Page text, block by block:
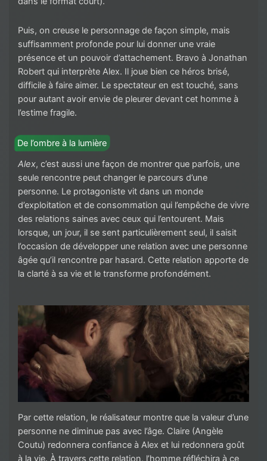
Puis, on creuse le personnage de façon simple, mais
suffisamment profonde pour lui donner une vraie
présence et un pouvoir d’attachement. Bravo à Jonathan
Robert qui interprète Alex. Il joue bien ce héros brisé,
difficile à faire aimer. Le spectateur en est touché, sans
pour autant avoir envie de pleurer devant cet homme à
l’estime fragile.
De l’ombre à la lumière
Alex, c’est aussi une façon de montrer que parfois, une
seule rencontre peut changer le parcours d’une
personne. Le protagoniste vit dans un monde
d’exploitation et de consommation qui l’empêche de vivre
des relations saines avec ceux qui l’entourent. Mais
lorsque, un jour, il se sent particulièrement seul, il saisit
l’occasion de développer une relation avec une personne
âgée qu’il rencontre par hasard. Cette relation apporte de
la clarté à sa vie et le transforme profondément.
Par cette relation, le réalisateur montre que la valeur d’une
personne ne diminue pas avec l’âge. Claire (Angèle
Coutu) redonnera confiance à Alex et lui redonnera goût
à la vie. À travers cette relation, l’homme réfléchira à ce